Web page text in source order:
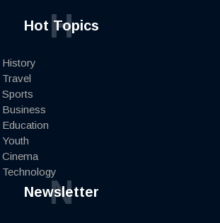
Hot Topics
H
History
Travel
Sports
Business
Education
Youth
Cinema
Technology
Newsletter
N